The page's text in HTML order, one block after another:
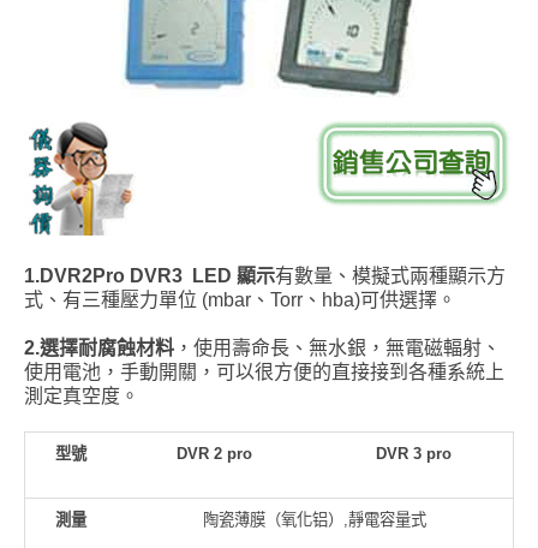
1.DVR2Pro DVR3 LED 顯示有數量、模擬式兩種顯示方
式、有三種壓力單位 (mbar、Torr、hba)可供選擇。
2.選擇耐腐蝕材料 ，使用壽命長、無水銀，無電磁輻射、
使用電池，手動開關，可以很方便的直接接到各種系統上
測定真空度。
型號 DVR 2 pro DVR 3 pro
測量 陶瓷薄膜（氧化铝）,靜電容量式